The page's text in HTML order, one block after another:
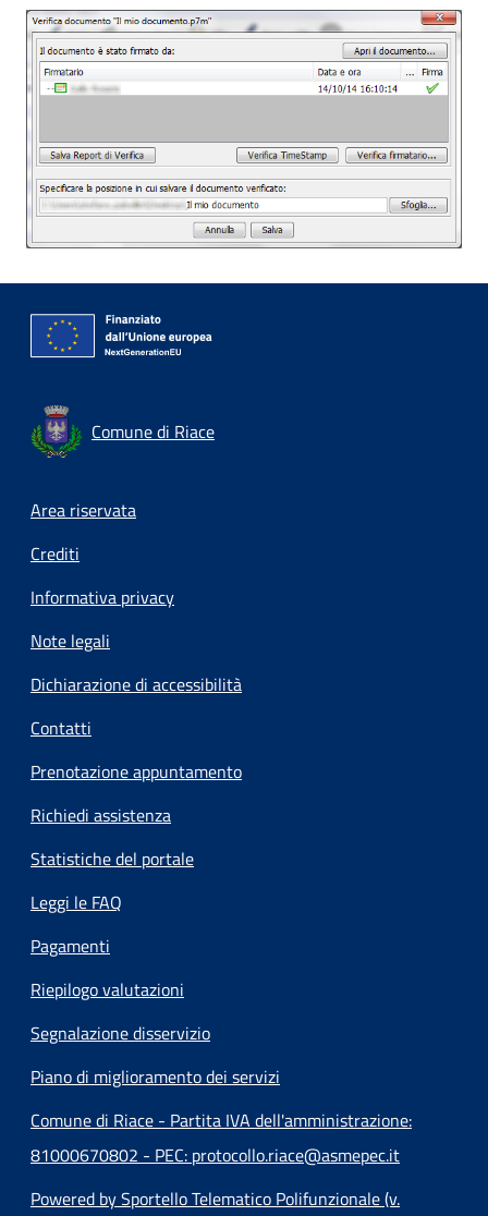
Comune di Riace
Footer menu
Area riservata
Crediti
Informativa privacy
Note legali
Dichiarazione di accessibilità
Contatti
Prenotazione appuntamento
Richiedi assistenza
Statistiche del portale
Leggi le FAQ
Pagamenti
Riepilogo valutazioni
Segnalazione disservizio
Piano di miglioramento dei servizi
Comune di Riace - Partita IVA dell'amministrazione:
81000670802 - PEC: protocollo.riace@asmepec.it
Powered by Sportello Telematico Polifunzionale (v.